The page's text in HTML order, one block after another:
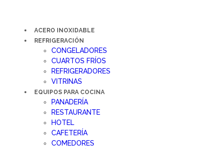
ACERO INOXIDABLE
REFRIGERACIÓN
CONGELADORES
CUARTOS FRÍOS
REFRIGERADORES
VITRINAS
EQUIPOS PARA COCINA
PANADERÍA
RESTAURANTE
HOTEL
CAFETERÍA
COMEDORES